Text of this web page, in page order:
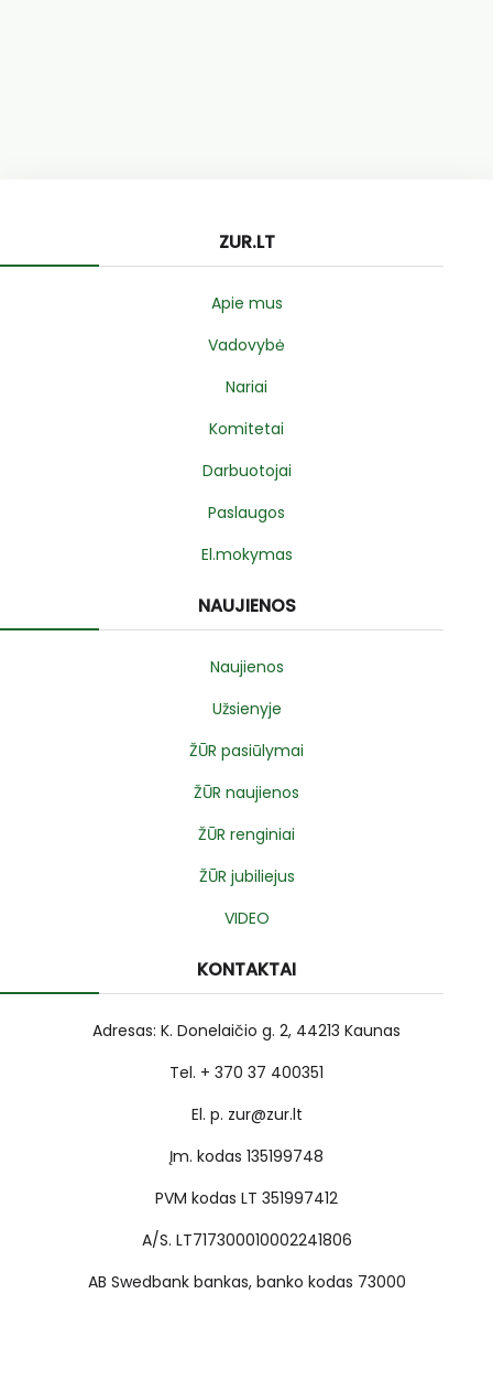
ZUR.LT
Apie mus
Vadovybė
Nariai
Komitetai
Darbuotojai
Paslaugos
El.mokymas
NAUJIENOS
Naujienos
Užsienyje
ŽŪR pasiūlymai
ŽŪR naujienos
ŽŪR renginiai
ŽŪR jubiliejus
VIDEO
KONTAKTAI
Adresas: K. Donelaičio g. 2, 44213 Kaunas
Tel. + 370 37 400351
El. p. zur@zur.lt
Įm. kodas 135199748
PVM kodas LT 351997412
A/S. LT717300010002241806
AB Swedbank bankas, banko kodas 73000